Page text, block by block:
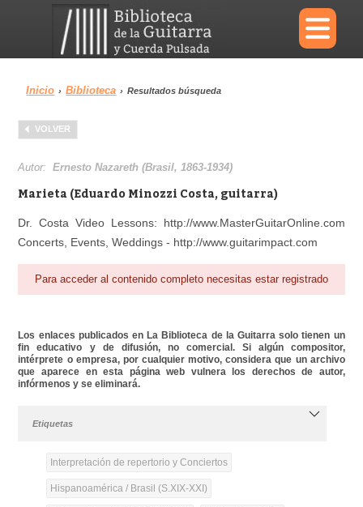
×
Menu
Biblioteca Diccionario
Área personal Reproductor
Inicio › Biblioteca › Resultados búsqueda
VOLVER
Autor:Ernesto Nazareth (Brasil, 1863-1934)
Marieta (Eduardo Minozzi Costa, guitarra)
Dr. Costa Video Lessons: http://www.MasterGuitarOnline.com
Concerts, Events, Weddings - http://www.guitarimpact.com
Para acceder al contenido completo necesitas estar registrado
Los enlaces publicados en La Biblioteca de la Guitarra solo tienen un
fin educativo y de difusión, no comercial. Si algún compositor,
intérprete o empresa, por cualquier motivo, considera que un archivo
que aparece en esta página web vulnera los derechos de autor,
infórmenos y se eliminará.
Etiquetas
Interpretación de repertorio y Conciertos
Hispanoamérica / Brasil (S.XIX-XXI)